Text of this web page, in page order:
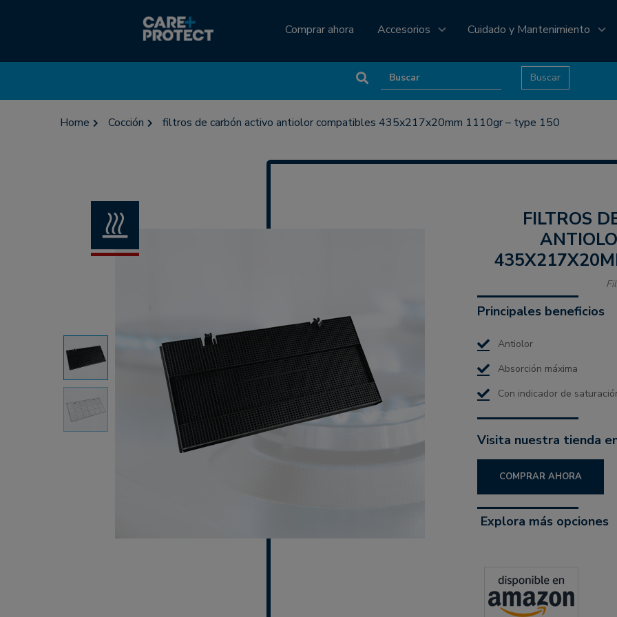
Comprar ahora Accesorios Cuidado y Mantenimiento
Home Cocción filtros de carbón activo antiolor compatibles 435x217x20mm 1110gr – type 150
FILTROS DE CARBÓN ACTIVO
Principales beneficios
Antiolor
Absorción máxima
Con indicador de
Visita nuestra tienda
COMPRAR AHORA
Explora más opciones